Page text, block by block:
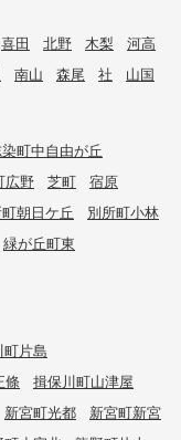
喜田 北野 木梨
河高
南山 森尾 社 山国
町中自由が丘
広野 芝町
宿原
朝日ケ丘
別所町小林
緑が丘町東
片島
條
揖保川町山津屋
新宮町光都
新宮町新宮